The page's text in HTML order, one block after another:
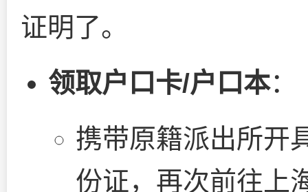
证明了。
领取户口卡/户口本：
携带原籍派出所开
份证，再次前往上